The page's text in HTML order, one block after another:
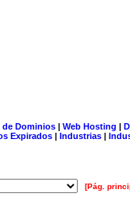
de Dominios| Web Hosting |
Expirados | Industrias |
[Pág.